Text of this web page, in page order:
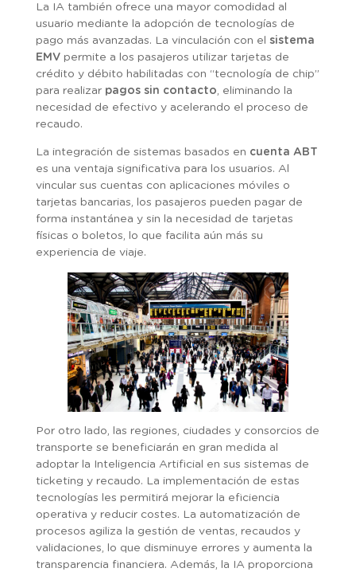
La IA también ofrece una mayor comodidad al
usuario mediante la adopción de tecnologías de
pago más avanzadas. La vinculación con el sistema
EMVpermite a los pasajeros utilizar tarjetas de
crédito y débito habilitadas con “tecnología de chip”
para realizar pagos sin contacto , eliminando la
necesidad de efectivo y acelerando el proceso de
recaudo.
La integración de sistemas basados en cuenta ABT
es una ventaja significativa para los usuarios. Al
vincular sus cuentas con aplicaciones móviles o
tarjetas bancarias, los pasajeros pueden pagar de
forma instantánea y sin la necesidad de tarjetas
físicas o boletos, lo que facilita aún más su
experiencia de viaje.
Por otro lado, las regiones, ciudades y consorcios de
transporte se beneficiarán en gran medida al
adoptar la Inteligencia Artificial en sus sistemas de
ticketing y recaudo. La implementación de estas
tecnologías les permitirá mejorar la eficiencia
operativa y reducir costes. La automatización de
procesos agiliza la gestión de ventas, recaudos y
validaciones, lo que disminuye errores y aumenta la
transparencia financiera. Además, la IA proporciona